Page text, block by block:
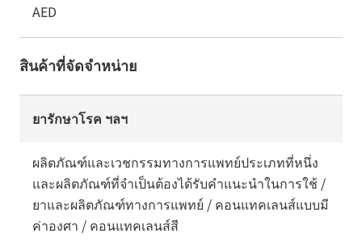
AED
สินค้าที่จัดจำหน่าย
ยารักษาโรค ฯลฯ
ผลิตภัณฑ์และเวชกรรมทางการแพทย์ประเภทที่หนึ่ง
และผลิตภัณฑ์ที่จำเป็นต้องได้รับคำแนะนำในการใช้ /
ยาและผลิตภัณฑ์ทางการแพทย์ / คอนแทคเลนส์แบบมี
ค่าองศา / คอนแทคเลนส์สี